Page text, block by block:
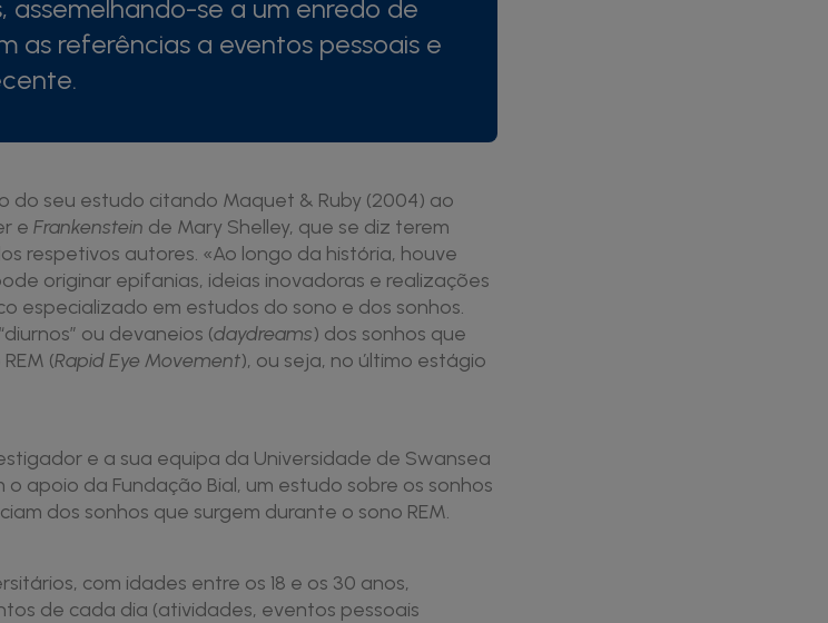
assemelhando-se a um enredo de
as referências a eventos pessoais e
do seu estudo citando Maquet & Ruby (2004) ao
e Frankenstein de Mary Shelley, que se diz terem
respetivos autores. «Ao longo da história, houve
originar epifanias, ideias inovadoras e realizações
especializado em estudos do sono e dos sonhos.
ou devaneios (daydreams) dos sonhos que
(Rapid Eye Movement), ou seja, no último estágio
e a sua equipa da Universidade de Swansea
o apoio da Fundação Bial, um estudo sobre os sonhos
dos sonhos que surgem durante o sono REM.
com idades entre os 18 e os 30 anos,
de cada dia (atividades, eventos pessoais